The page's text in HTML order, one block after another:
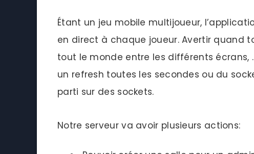
Étant un jeu mobile multijoueur,
en direct à chaque joueur. Avertir quand
tout le monde entre les différents écrans,
un refresh toutes les secondes ou du
parti sur des sockets.
Notre serveur va avoir plusieurs actions: